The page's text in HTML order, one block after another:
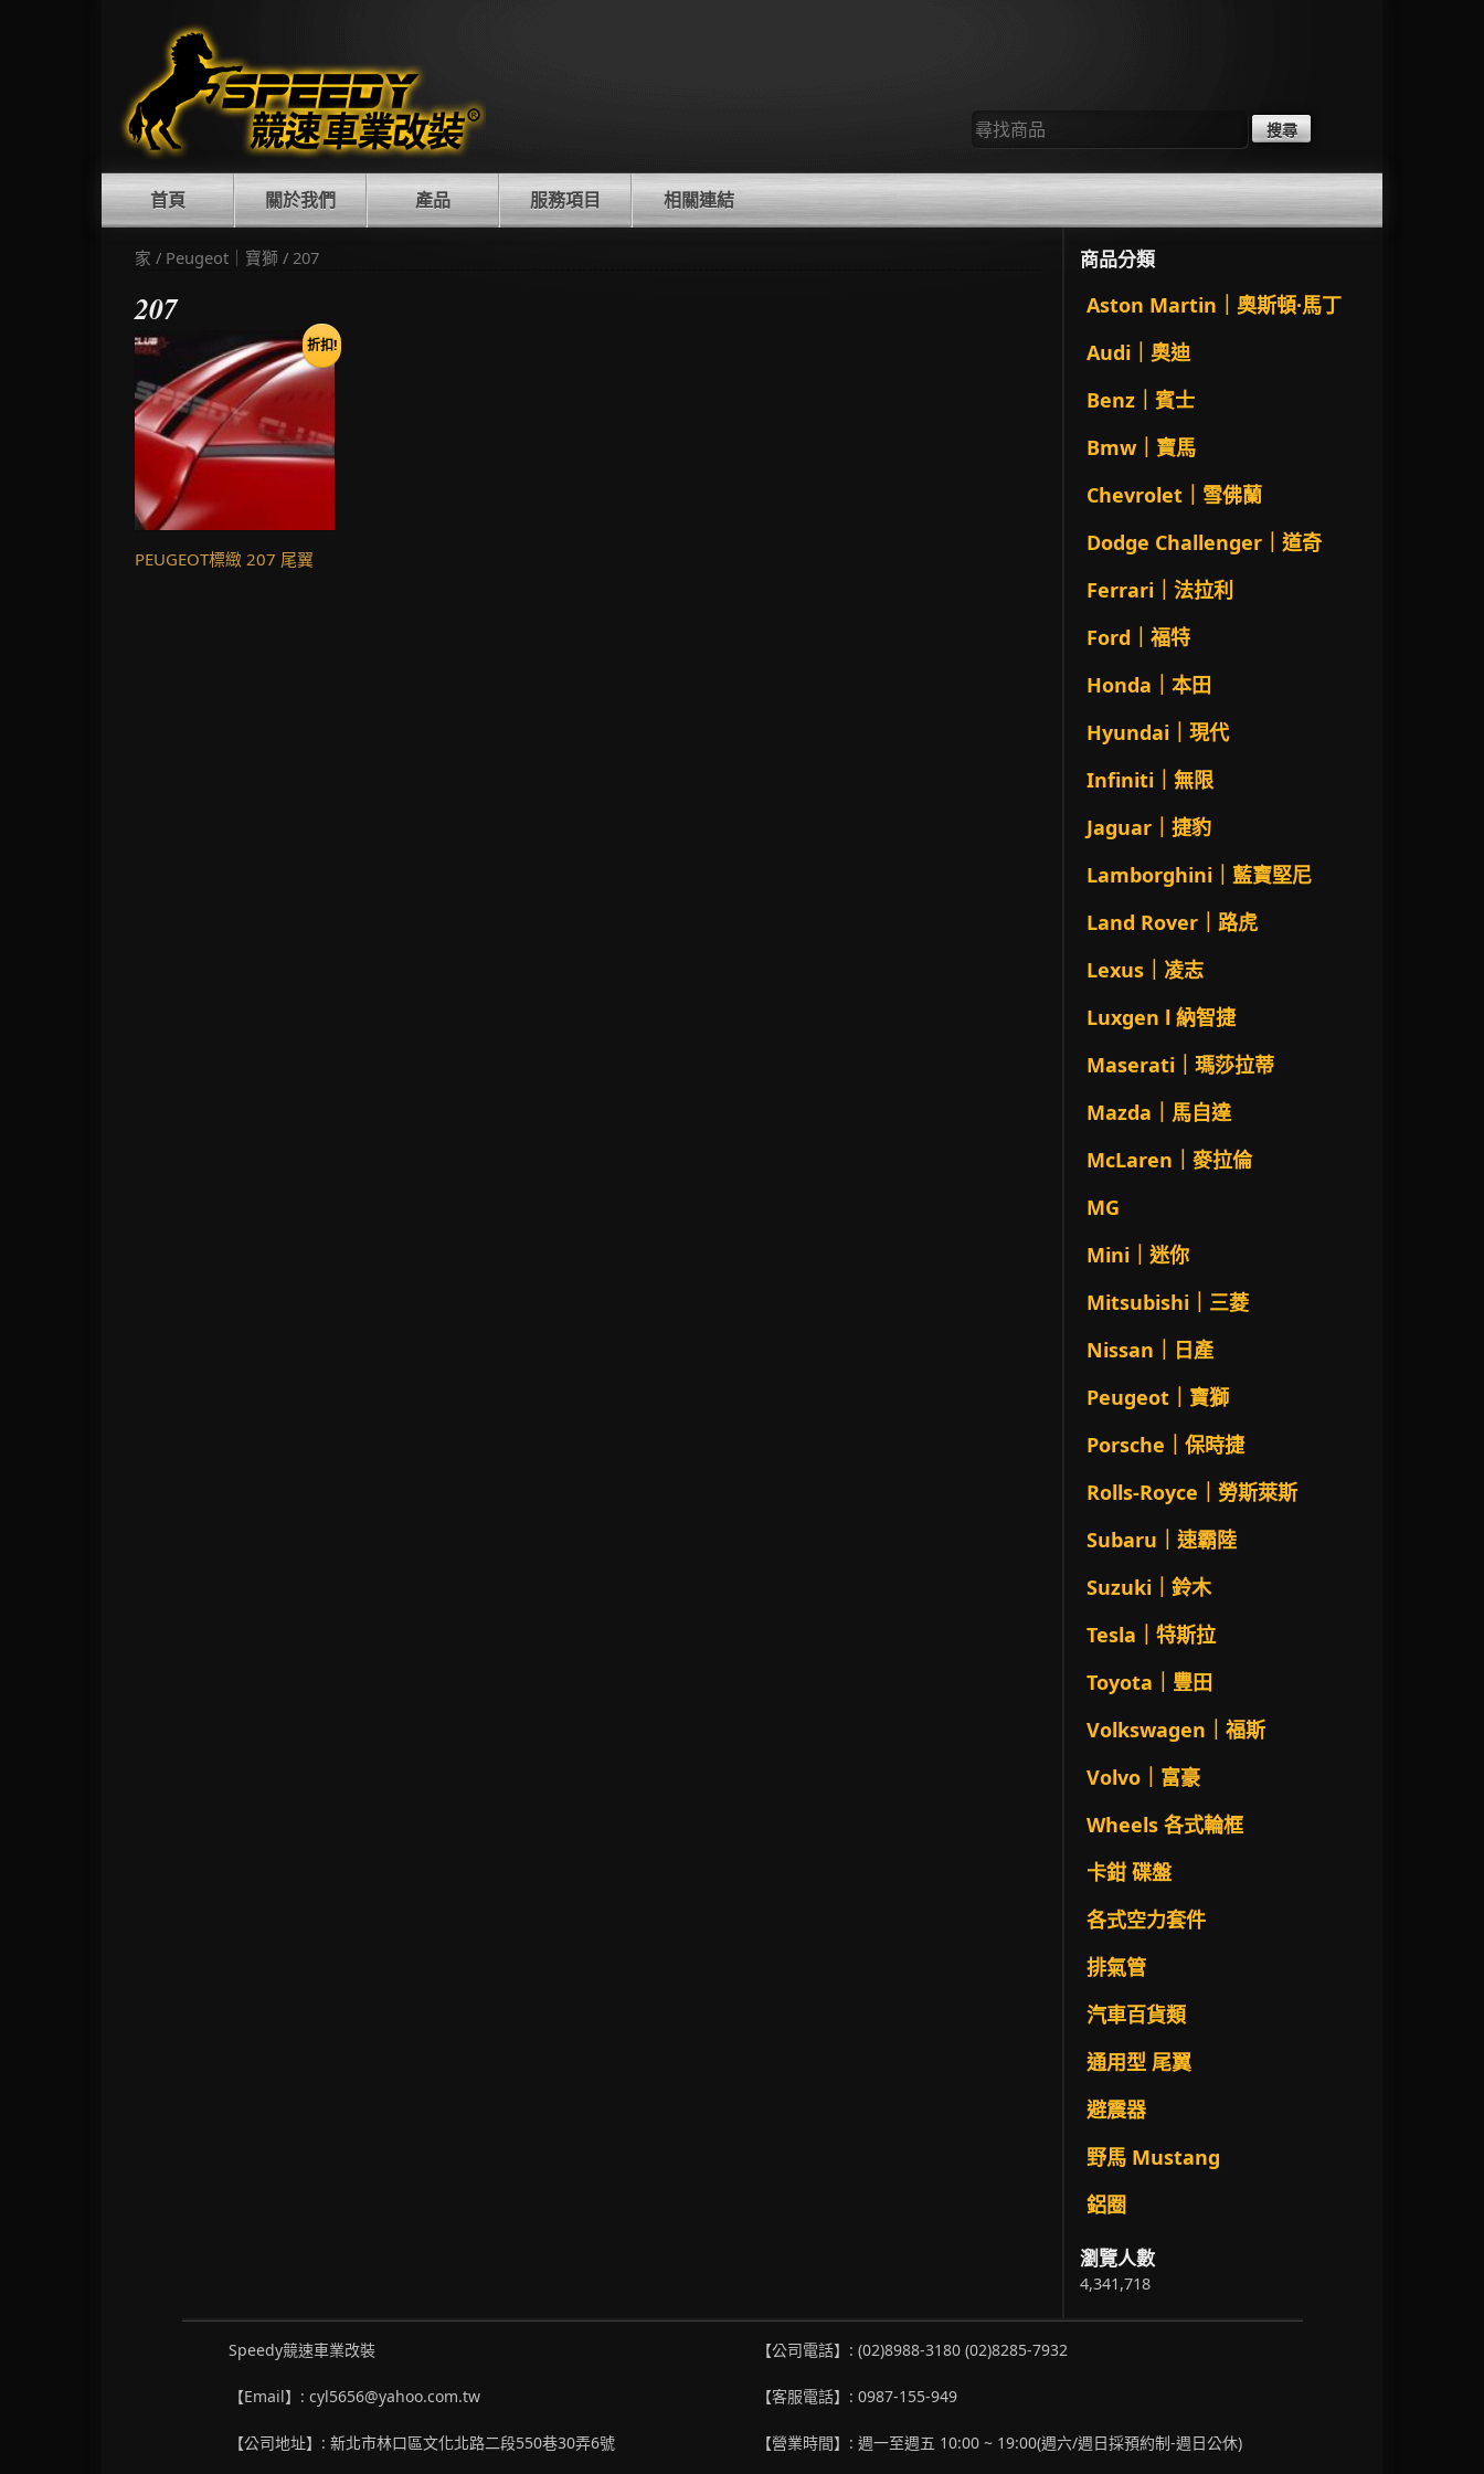
尋
找：
首頁 關於我們 產品 服務項目 相關連結
家 / Peugeot｜寶獅 / 207
207
折扣!
PEUGEOT標緻 207 尾翼
商品分類
Aston Martin｜奧斯頓·馬丁
Audi｜奧迪
Benz｜賓士
Bmw｜寶馬
Chevrolet｜雪佛蘭
Dodge Challenger｜道奇
Ferrari｜法拉利
Ford｜福特
Honda｜本田
Hyundai｜現代
Infiniti｜無限
Jaguar｜捷豹
Lamborghini｜藍寶堅尼
Land Rover｜路虎
Lexus｜凌志
Luxgen l 納智捷
Maserati｜瑪莎拉蒂
Mazda｜馬自達
McLaren｜麥拉倫
MG
Mini｜迷你
Mitsubishi｜三菱
Nissan｜日產
Peugeot｜寶獅
Porsche｜保時捷
Rolls-Royce｜勞斯萊斯
Subaru｜速霸陸
Suzuki｜鈴木
Tesla｜特斯拉
Toyota｜豐田
Volkswagen｜福斯
Volvo｜富豪
Wheels 各式輪框
卡鉗 碟盤
各式空力套件
排氣管
汽車百貨類
通用型 尾翼
避震器
野馬 Mustang
鋁圈
瀏覽人數
4,341,718
Speedy競速車業改裝
【Email】: cyl5656@yahoo.com.tw
【公司地址】: 新北市林口區文化北路二段550巷30弄6號
【公司電話】: (02)8988-3180 (02)8285-7932
【客服電話】: 0987-155-949
【營業時間】: 週一至週五 10:00 ~ 19:00(週六/週日採預約制-週日公休)